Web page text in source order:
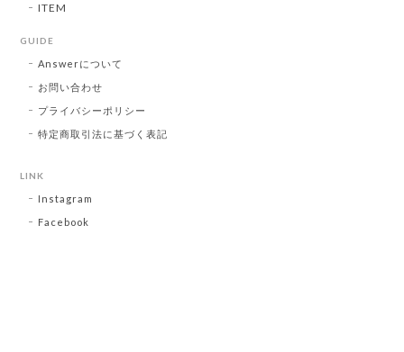
ITEM
GUIDE
Answerについて
お問い合わせ
プライバシーポリシー
特定商取引法に基づく表記
LINK
Instagram
Facebook